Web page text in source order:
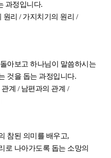
과정입니다.
원리 / 가지치기의 원리 /
아보고 하나님이 말씀하시는
것을 돕는 과정입니다.
계 / 남편과의 관계 /
참된 의미를 배우고,
로 나아가도록 돕는 소망의